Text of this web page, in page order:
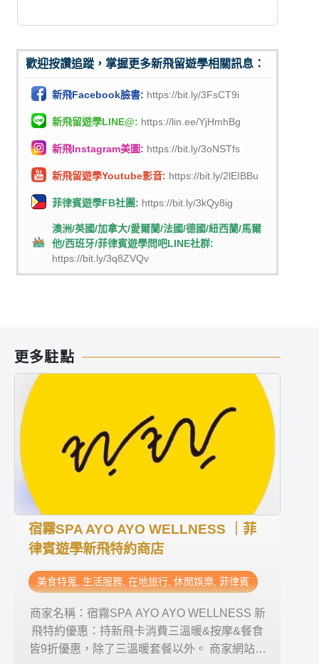
歡迎按讚追蹤，掌握更多新飛留遊學相關訊息：
新飛Facebook臉書: https://bit.ly/3FsCT9i
新飛留遊學LINE@: https://lin.ee/YjHmhBg
新飛Instagram美圖: https://bit.ly/3oNSTfs
新飛留遊學Youtube影音: https://bit.ly/2lEIBBu
菲律賓遊學FB社團: https://bit.ly/3kQy8ig
澳洲/英國/加拿大/愛爾蘭/法國/德國/紐西蘭/馬爾
他/西班牙/菲律賓遊學問吧LINE社群:
https://bit.ly/3q8ZVQv
更多駐點
宿霧SPA AYO AYO WELLNESS ｜菲
律賓遊學新飛特約商店
美食特蒐 生活服務 在地旅行 休閒娛樂 菲律賓
商家名稱：宿霧SPA AYO AYO WELLNESS 新
飛特約優惠：持新飛卡消費三溫暖&按摩&餐食
皆9折優惠，除了三溫暖套餐以外。 商家網站：